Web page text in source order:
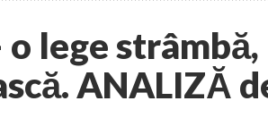
o lege strâmbă,
ANALIZĂ